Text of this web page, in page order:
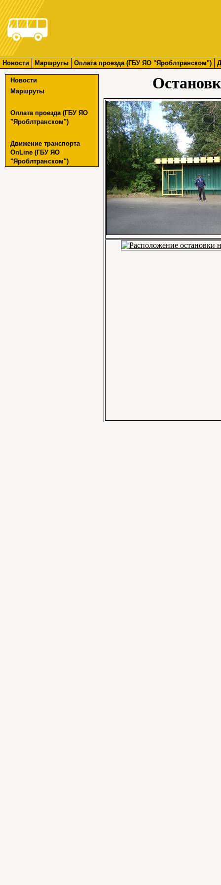
Новости Маршруты Оплата проезда (ГБУ ЯО "Яроблтранском")
Новости
Маршруты
Оплата проезда (ГБУ ЯО
"Яроблтранском")
Движение транспорта
OnLine (ГБУ ЯО
"Яроблтранском")